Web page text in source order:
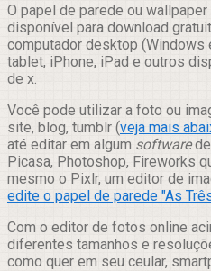
Compartilhar
O papel de parede ou wallpaper
disponível para download
computador desktop (Windows
tablet, iPhone, iPad e outros
de x.
Você pode utilizar a foto ou
site, blog, tumblr (veja mais
até editar em algum softwarede
Picasa, Photoshop, Fireworks
mesmo o Pixlr, um editor de
edite o papel de parede "As
Com o editor de fotos online
diferentes tamanhos e
como quer em seu ceular,